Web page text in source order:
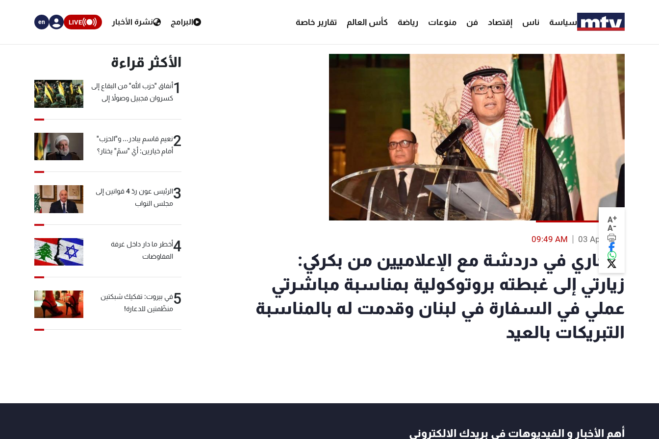
سياسة ناس إقتصاد فن منوعات رياضة كأس العالم تقارير خاصة البرامج نشرة الأخبار LIVE
en
A+
A-
03 Apr 2018
09:49 AM
البخاري في دردشة مع الإعلاميين من بكركي:
زيارتي إلى غبطته بروتوكولية بمناسبة مباشرتي
عملي في السفارة في لبنان وقدمت له بالمناسبة
التبريكات بالعيد
الأكثر قراءة
1أنفاق "حزب الله" من البقاع إلى
كسروان فجبيل وصولاً إلى
2نعيم قاسم يبادر... و"الحزب"
أمام خيارين: أيّ "سمّ" يختار؟
3
الرئيس عون ردّ 4 قوانين إلى
مجلس النواب
4أخطر ما دار داخل غرفة
المفاوضات
5في بيروت: تفكيك شبكتين
منظّمتين للدعارة!
أهم الأخبار و الفيديوهات في بريدك الالكتروني